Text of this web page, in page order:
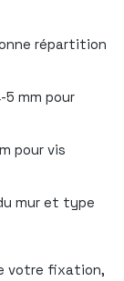
répartition
5 mm pour
pour vis
mur et type
votre fixation,